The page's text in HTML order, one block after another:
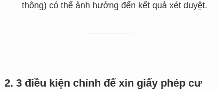
thông) có thể ảnh hưởng đến kết quả xét duyệt.
2. 3 điều kiện chính để xin giấy phép cư